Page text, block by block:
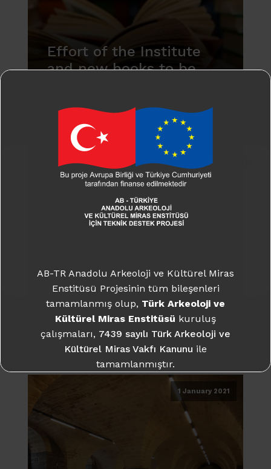
Effort of the Institute
and new books to be
1 January 2021
I.National Archeology
Council Meets
1 January 2021
AB-TR Anadolu Arkeoloji ve Kültürel Miras
Enstitüsü Projesinin tüm bileşenleri
tamamlanmış olup,Türk Arkeoloji ve
tamamlanmıştır.
Daha fazla bilgi için:takme.org
AB-TR Anadolu Arkeoloji ve Kültürel Miras
Enstitüsü Projesinin tüm bileşenleri
tamamlanmış olup, Türk Arkeoloji ve
Kültürel Miras Enstitüsü kuruluş
çalışmaları, 7439 sayılı Türk Arkeoloji ve
Kültürel Miras Vakfı Kanunu ile
tamamlanmıştır.
takme.org